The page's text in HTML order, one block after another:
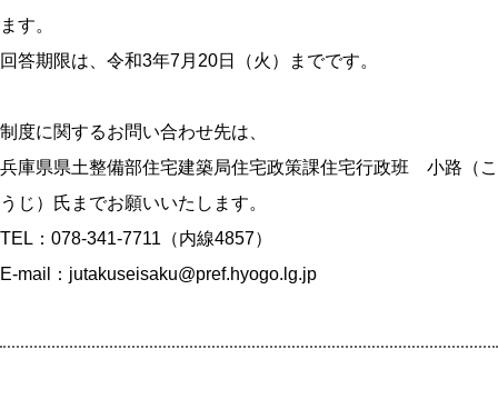
ます。
回答期限は、令和3年7月20日（火）までです。
制度に関するお問い合わせ先は、
兵庫県県土整備部住宅建築局住宅政策課住宅行政班 小路（こ
うじ）氏までお願いいたします。
TEL：078-341-7711（内線4857）
E-mail：jutakuseisaku@pref.hyogo.lg.jp